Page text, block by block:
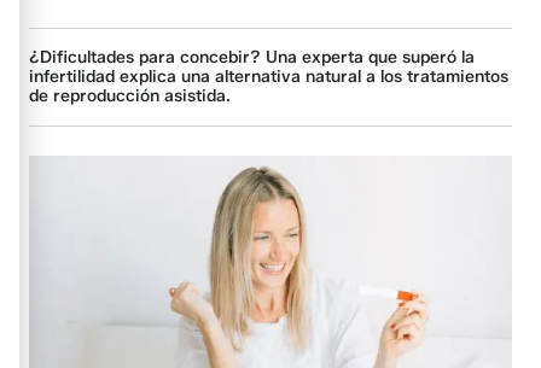
¿Dificultades para concebir? Una experta que superó la
infertilidad explica una alternativa natural a los tratamientos
de reproducción asistida.